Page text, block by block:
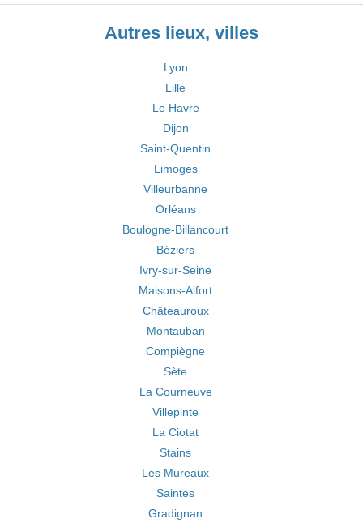
Autres lieux, villes
Lyon
Lille
Le Havre
Dijon
Saint-Quentin
Limoges
Villeurbanne
Orléans
Boulogne-Billancourt
Béziers
Ivry-sur-Seine
Maisons-Alfort
Châteauroux
Montauban
Compiègne
Sète
La Courneuve
Villepinte
La Ciotat
Stains
Les Mureaux
Saintes
Gradignan